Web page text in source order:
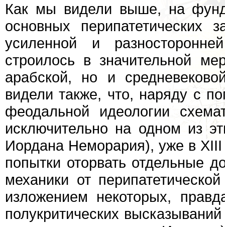
Как мы видели выше, на
основных перипатетических
усиленной и
строилось в значительной
арабской, но и
видели также, что, наряду с
феодальной идеологии
исключительно на одном из
Иордана Неморария), уже в
попытки оторвать отдельные
механики от
изложением некоторых,
полукритических